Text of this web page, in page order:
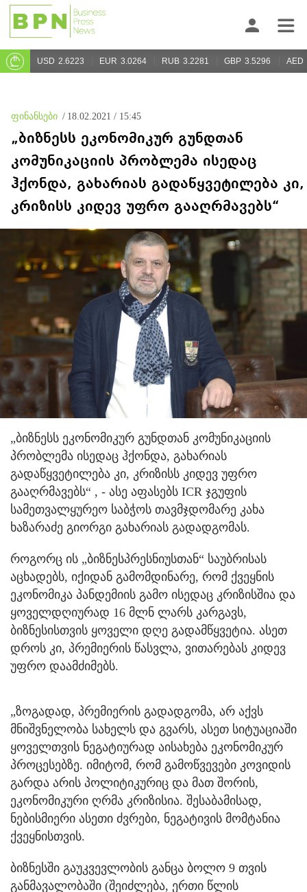
USD 2.6223 EUR 3.0264 RUB 3.2281 GBP 3.5296 AED
ფინანსები / 18.02.2021 / 15:45
„ბიზნესს ეკონომიკურ გუნდთან
კომუნიკაციის პრობლემა ისედაც
ჰქონდა, გახარიას გადაწყვეტილება კი,
კრიზისს კიდევ უფრო გააღრმავებს“
„ბიზნესს ეკონომიკურ გუნდთან კომუნიკაციის
პრობლემა ისედაც ჰქონდა, გახარიას
გადაწყვეტილება კი, კრიზისს კიდევ უფრო
გააღრმავებს“ , - ასე აფასებს ICR ჯგუფის
სამეთვალყურეო საბჭოს თავმჯდომარე კახა
ხაზარაძე გიორგი გახარიას გადადგომას.
როგორც ის „ბიზნესპრესნიუსთან“ საუბრისას
აცხადებს, იქიდან გამომდინარე, რომ ქვეყნის
ეკონომიკა პანდემიის გამო ისედაც კრიზისშია და
ყოველდღიურად 16 მლნ ლარს კარგავს,
ბიზნესისთვის ყოველი დღე გადამწყვეტია. ასეთ
დროს კი, პრემიერის წასვლა, ვითარებას კიდევ
უფრო დაამძიმებს.
„ზოგადად, პრემიერის გადადგომა, არ აქვს
მნიშვნელობა სახელს და გვარს, ასეთ სიტუაციაში
ყოველთვის ნეგატიურად აისახება ეკონომიკურ
პროცესებზე. იმიტომ, რომ გამოწვევები კოვიდის
გარდა არის პოლიტიკურიც და მათ შორის,
ეკონომიკური ღრმა კრიზისია. შესაბამისად,
ნებისმიერი ასეთი ძვრები, ნეგატივის მომტანია
ქვეყნისთვის.
ბიზნესში გაუკვევლობის განცა ბოლო 9 თვის
განმავალობაში (შეიძლება, ერთი წლის